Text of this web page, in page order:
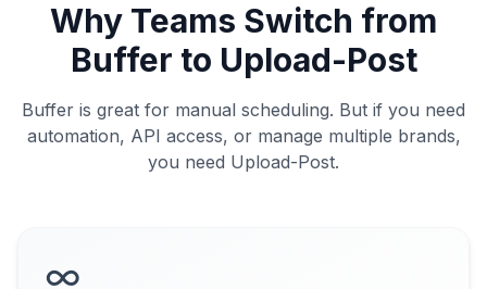
Why Teams Switch from
Buffer to Upload-Post
Buffer is great for manual scheduling. But if you need
automation, API access, or manage multiple brands,
you need Upload-Post.
∞